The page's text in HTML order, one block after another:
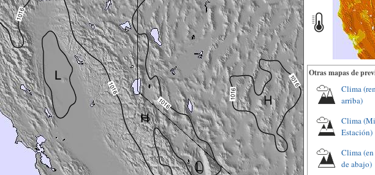
Otras mapas de
Clima
arriba)
Clima
Estación)
Clima
de abajo)